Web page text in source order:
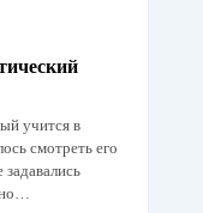
учится в
смотреть его